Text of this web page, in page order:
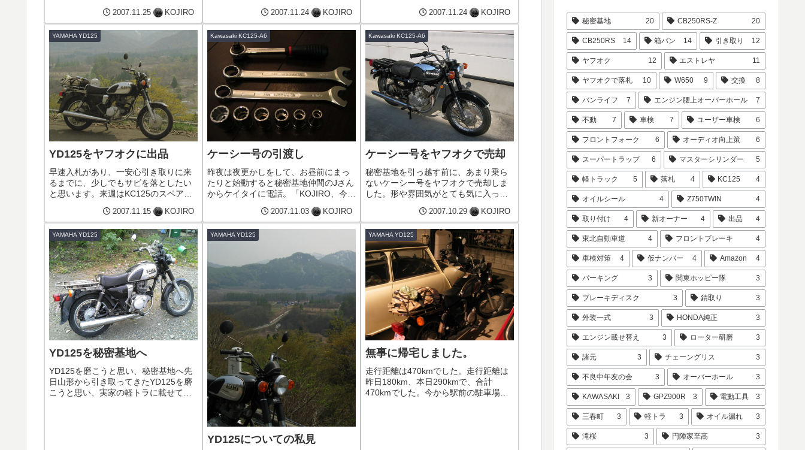
したので、YD125もきっと可愛がって
いただけることと思います。秘密...
2007.11.25 KOJIRO
ので、それまでには充電も完了してい
ると思います。どんな方に引き取られ
るのかな？
2007.11.24 KOJIRO
リンを激しくお漏らしをしてしま
い…。燃料タンクを外してキャブの...
2007.11.24 KOJIRO
YAMAHA YD125
YD125をヤフオクに出品
早速入札があり、一安心引き取りに来
るまでに、少しでもサビを落としたい
と思います。来週はKC125のスペアエ
2007.11.15 KOJIRO
Kawasaki KC125-A6
ケーシー号の引渡し
昨夜は夜更かしをして、お昼前にまっ
たりと始動すると秘密基地仲間のJさん
からケイタイに電話。「KOJIRO、今日
で落札されたケーシー号の引き渡しが
あるので『どうしようかな？』と思っ
たのですが、「引渡しがあるの...
2007.11.03 KOJIRO
Kawasaki KC125-A6
ケーシー号をヤフオクで売却
秘密基地を引っ越す前に、あまり乗ら
ないケーシー号をヤフオクで売却しま
した。形や雰囲気がとても気に入って
ました。原付二種はもう一台、5月に山
形から自走で引き取ったYD125があり
ます。こっちはどうしようかなぁ...
2007.10.29 KOJIRO
YAMAHA YD125
YD125を秘密基地へ
YD125を磨こうと思い、秘密基地へ先
日山形から引き取ってきたYD125を磨
こうと思い、実家の軽トラに載せて秘
YAMAHA YD125
YD125についての私見
YAMAHA YD125
無事に帰宅しました。
走行距離は470kmでした。走行距離は
昨日180km、本日290kmで、合計
470kmでした。今から駅前の駐車場に
秘密基地 20 CB250RS-Z 20
CB250RS 14 箱バン 14 引き取り 12
ヤフオク 12 エストレヤ 11
ヤフオクで落札 10 W650 9 交換 8
バンライフ 7 エンジン腰上オーバーホール 7
不動 7 車検 7 ユーザー車検 6
フロントフォーク 6 オーディオ向上策 6
スーパートラップ 6 マスターシリンダー 5
軽トラック 5 落札 4 KC125 4
オイルシール 4 Z750TWIN 4
取り付け 4 新オーナー 4 出品 4
東北自動車道 4 フロントブレーキ 4
車検対策 4 仮ナンバー 4 Amazon 4
パーキング 3 関東ホッピー隊 3
ブレーキディスク 3 錆取り 3
外装一式 3 HONDA純正 3
エンジン載せ替え 3 ローター研磨 3
諸元 3 チェーングリス 3
不良中年友の会 3 オーバーホール 3
KAWASAKI 3 GPZ900R 3 電動工具 3
三春町 3 軽トラ 3 オイル漏れ 3
滝桜 3 円陣家至高 3